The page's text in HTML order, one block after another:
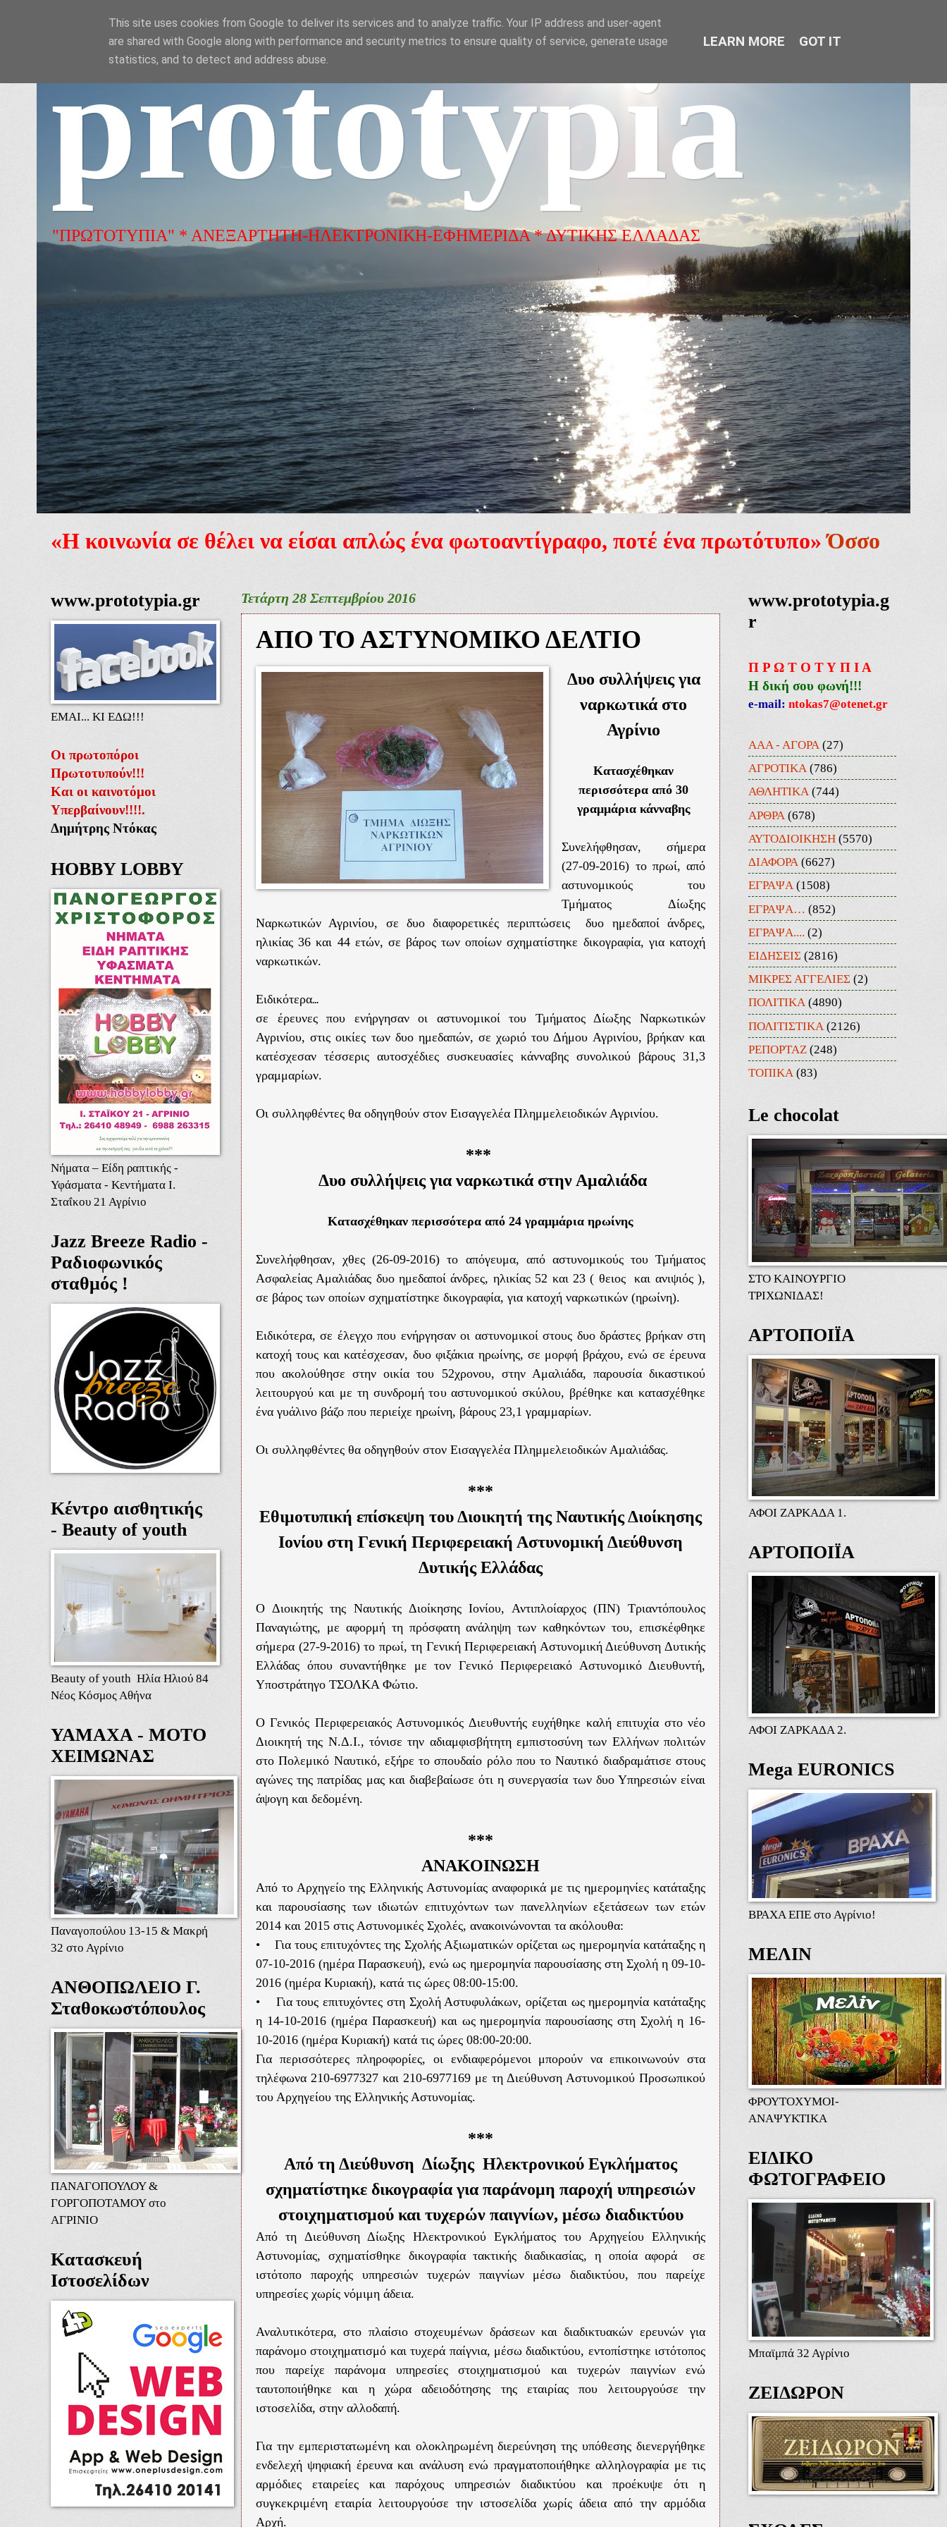
prototypia
"ΠΡΩΤΟΤΥΠΙΑ" * ΑΝΕΞΑΡΤΗΤΗ-ΗΛΕΚΤΡΟΝΙΚΗ-ΕΦΗΜΕΡΙΔΑ * ΔΥΤΙΚΗΣ ΕΛΛΑΔΑΣ
«Η κοινωνία σε θέλει να είσαι απλώς ένα φωτοαντίγραφο, ποτέ ένα πρωτότυπο» Όσσο
Τετάρτη 28 Σεπτεμβρίου 2016
ΑΠΟ ΤΟ ΑΣΤΥΝΟΜΙΚΟ ΔΕΛΤΙΟ
Δυο συλλήψεις για
ναρκωτικά στο
Αγρίνιο
Κατασχέθηκαν
περισσότερα από 30
γραμμάρια κάνναβης
Συνελήφθησαν, σήμερα
(27-09-2016) το πρωί, από
αστυνομικούς του
Τμήματος Δίωξης
Ναρκωτικών Αγρινίου, σε δυο διαφορετικές περιπτώσεις δυο ημεδαποί άνδρες,
ηλικίας 36 και 44 ετών, σε βάρος των οποίων σχηματίστηκε δικογραφία, για κατοχή
ναρκωτικών.
Ειδικότερα...
σε έρευνες που ενήργησαν οι αστυνομικοί του Τμήματος Δίωξης Ναρκωτικών
Αγρινίου, στις οικίες των δυο ημεδαπών, σε χωριό του Δήμου Αγρινίου, βρήκαν και
κατέσχεσαν τέσσερις αυτοσχέδιες συσκευασίες κάνναβης συνολικού βάρους 31,3
γραμμαρίων.
Οι συλληφθέντες θα οδηγηθούν στον Εισαγγελέα Πλημμελειοδικών Αγρινίου.
***
Δυο συλλήψεις για ναρκωτικά στην Αμαλιάδα
Κατασχέθηκαν περισσότερα από 24 γραμμάρια ηρωίνης
Συνελήφθησαν, χθες (26-09-2016) το απόγευμα, από αστυνομικούς του Τμήματος
Ασφαλείας Αμαλιάδας δυο ημεδαποί άνδρες, ηλικίας 52 και 23 ( θειος και ανιψιός ),
σε βάρος των οποίων σχηματίστηκε δικογραφία, για κατοχή ναρκωτικών (ηρωίνη).
Ειδικότερα, σε έλεγχο που ενήργησαν οι αστυνομικοί στους δυο δράστες βρήκαν στη
κατοχή τους και κατέσχεσαν, δυο φιξάκια ηρωίνης, σε μορφή βράχου, ενώ σε έρευνα
που ακολούθησε στην οικία του 52χρονου, στην Αμαλιάδα, παρουσία δικαστικού
λειτουργού και με τη συνδρομή του αστυνομικού σκύλου, βρέθηκε και κατασχέθηκε
ένα γυάλινο βάζο που περιείχε ηρωίνη, βάρους 23,1 γραμμαρίων.
Οι συλληφθέντες θα οδηγηθούν στον Εισαγγελέα Πλημμελειοδικών Αμαλιάδας.
***
Εθιμοτυπική επίσκεψη του Διοικητή της Ναυτικής Διοίκησης
Ιονίου στη Γενική Περιφερειακή Αστυνομική Διεύθυνση
Δυτικής Ελλάδας
Ο Διοικητής της Ναυτικής Διοίκησης Ιονίου, Αντιπλοίαρχος (ΠΝ) Τριαντόπουλος
Παναγιώτης, με αφορμή τη πρόσφατη ανάληψη των καθηκόντων του, επισκέφθηκε
σήμερα (27-9-2016) το πρωί, τη Γενική Περιφερειακή Αστυνομική Διεύθυνση Δυτικής
Ελλάδας όπου συναντήθηκε με τον Γενικό Περιφερειακό Αστυνομικό Διευθυντή,
Υποστράτηγο ΤΣΟΛΚΑ Φώτιο.
Ο Γενικός Περιφερειακός Αστυνομικός Διευθυντής ευχήθηκε καλή επιτυχία στο νέο
Διοικητή της Ν.Δ.Ι., τόνισε την αδιαμφισβήτητη εμπιστοσύνη των Ελλήνων πολιτών
στο Πολεμικό Ναυτικό, εξήρε το σπουδαίο ρόλο που το Ναυτικό διαδραμάτισε στους
αγώνες της πατρίδας μας και διαβεβαίωσε ότι η συνεργασία των δυο Υπηρεσιών είναι
άψογη και δεδομένη.
***
ΑΝΑΚΟΙΝΩΣΗ
Από το Αρχηγείο της Ελληνικής Αστυνομίας αναφορικά με τις ημερομηνίες κατάταξης
και παρουσίασης των ιδιωτών επιτυχόντων των πανελληνίων εξετάσεων των ετών
2014 και 2015 στις Αστυνομικές Σχολές, ανακοινώνονται τα ακόλουθα:
• Για τους επιτυχόντες της Σχολής Αξιωματικών ορίζεται ως ημερομηνία κατάταξης η
07-10-2016 (ημέρα Παρασκευή), ενώ ως ημερομηνία παρουσίασης στη Σχολή η 09-10-
2016 (ημέρα Κυριακή), κατά τις ώρες 08:00-15:00.
• Για τους επιτυχόντες στη Σχολή Αστυφυλάκων, ορίζεται ως ημερομηνία κατάταξης
η 14-10-2016 (ημέρα Παρασκευή) και ως ημερομηνία παρουσίασης στη Σχολή η 16-
10-2016 (ημέρα Κυριακή) κατά τις ώρες 08:00-20:00.
Για περισσότερες πληροφορίες, οι ενδιαφερόμενοι μπορούν να επικοινωνούν στα
τηλέφωνα 210-6977327 και 210-6977169 με τη Διεύθυνση Αστυνομικού Προσωπικού
του Αρχηγείου της Ελληνικής Αστυνομίας.
***
Από τη Διεύθυνση Δίωξης Ηλεκτρονικού Εγκλήματος
σχηματίστηκε δικογραφία για παράνομη παροχή υπηρεσιών
στοιχηματισμού και τυχερών παιγνίων, μέσω διαδικτύου
Από τη Διεύθυνση Δίωξης Ηλεκτρονικού Εγκλήματος του Αρχηγείου Ελληνικής
Αστυνομίας, σχηματίσθηκε δικογραφία τακτικής διαδικασίας, η οποία αφορά σε
ιστότοπο παροχής υπηρεσιών τυχερών παιγνίων μέσω διαδικτύου, που παρείχε
υπηρεσίες χωρίς νόμιμη άδεια.
Αναλυτικότερα, στο πλαίσιο στοχευμένων δράσεων και διαδικτυακών ερευνών για
παράνομο στοιχηματισμό και τυχερά παίγνια, μέσω διαδικτύου, εντοπίστηκε ιστότοπος
που παρείχε παράνομα υπηρεσίες στοιχηματισμού και τυχερών παιγνίων ενώ
ταυτοποιήθηκε και η χώρα αδειοδότησης της εταιρίας που λειτουργούσε την
ιστοσελίδα, στην αλλοδαπή.
Για την εμπεριστατωμένη και ολοκληρωμένη διερεύνηση της υπόθεσης διενεργήθηκε
ενδελεχή ψηφιακή έρευνα και ανάλυση ενώ πραγματοποιήθηκε αλληλογραφία με τις
αρμόδιες εταιρείες και παρόχους υπηρεσιών διαδικτύου και προέκυψε ότι η
συγκεκριμένη εταιρία λειτουργούσε την ιστοσελίδα χωρίς άδεια από την αρμόδια
Αρχή.
www.prototypia.gr
ΕΜΑΙ... ΚΙ ΕΔΩ!!!
Οι πρωτοπόροι
Πρωτοτυπούν!!!
Και οι καινοτόμοι
Υπερβαίνουν!!!!.
Δημήτρης Ντόκας
HOBBY LOBBY
Νήματα – Είδη ραπτικής -
Υφάσματα - Κεντήματα Ι.
Σταΐκου 21 Αγρίνιο
Jazz Breeze Radio -
Ραδιοφωνικός
σταθμός !
Κέντρο αισθητικής
- Beauty of youth
Beauty of youth Ηλία Ηλιού 84
Νέος Κόσμος Αθήνα
ΥΑΜΑΧΑ - ΜΟΤΟ
ΧΕΙΜΩΝΑΣ
Παναγοπούλου 13-15 & Μακρή
32 στο Αγρίνιο
ΑΝΘΟΠΩΛΕΙΟ Γ.
Σταθοκωστόπουλος
ΠΑΝΑΓΟΠΟΥΛΟΥ &
ΓΟΡΓΟΠΟΤΑΜΟΥ στο
ΑΓΡΙΝΙΟ
Κατασκευή
Ιστοσελίδων
www.prototypia.g
r
Π Ρ Ω Τ Ο Τ Υ Π Ι Α
Η δική σου φωνή!!!
e-mail: ntokas7@otenet.gr
ΑΑΑ - ΑΓΟΡΑ (27)
ΑΓΡΟΤΙΚΑ (786)
ΑΘΛΗΤΙΚΑ (744)
ΑΡΘΡΑ (678)
ΑΥΤΟΔΙΟΙΚΗΣΗ (5570)
ΔΙΑΦΟΡΑ (6627)
ΕΓΡΑΨΑ (1508)
ΕΓΡΑΨΑ… (852)
ΕΓΡΑΨΑ.... (2)
ΕΙΔΗΣΕΙΣ (2816)
ΜΙΚΡΕΣ ΑΓΓΕΛΙΕΣ (2)
ΠΟΛΙΤΙΚΑ (4890)
ΠΟΛΙΤΙΣΤΙΚΑ (2126)
ΡΕΠΟΡΤΑΖ (248)
ΤΟΠΙΚΑ (83)
Le chocolat
ΣΤΟ ΚΑΙΝΟΥΡΓΙΟ
ΤΡΙΧΩΝΙΔΑΣ!
ΑΡΤΟΠΟΙΪΑ
ΑΦΟΙ ΖΑΡΚΑΔΑ 1.
ΑΡΤΟΠΟΙΪΑ
ΑΦΟΙ ΖΑΡΚΑΔΑ 2.
Mega EURONICS
ΒΡΑΧΑ ΕΠΕ στο Αγρίνιο!
ΜΕΛΙΝ
ΦΡΟΥΤΟΧΥΜΟΙ-
ΑΝΑΨΥΚΤΙΚΑ
ΕΙΔΙΚΟ
ΦΩΤΟΓΡΑΦΕΙΟ
Μπαϊμπά 32 Αγρίνιο
ΖΕΙΔΩΡΟΝ
This site uses cookies from Google to deliver its services and to analyze traffic. Your IP address and user-agent
are shared with Google along with performance and security metrics to ensure quality of service, generate usage
statistics, and to detect and address abuse.
LEARN MORE GOT IT